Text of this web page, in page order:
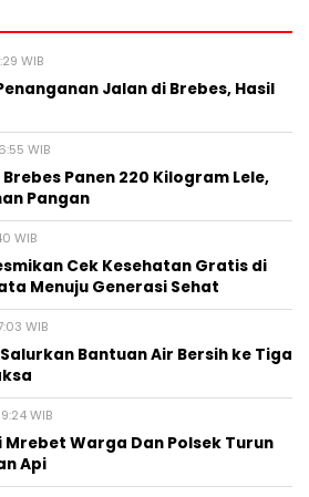
WIB
Jalan di Brebes, Hasil
WIB
Panen 220 Kilogram Lele,
Pangan
WIB
Cek Kesehatan Gratis di
Menuju Generasi Sehat
WIB
Bantuan Air Bersih ke Tiga
WIB
Mrebet Warga Dan Polsek Turun
Api